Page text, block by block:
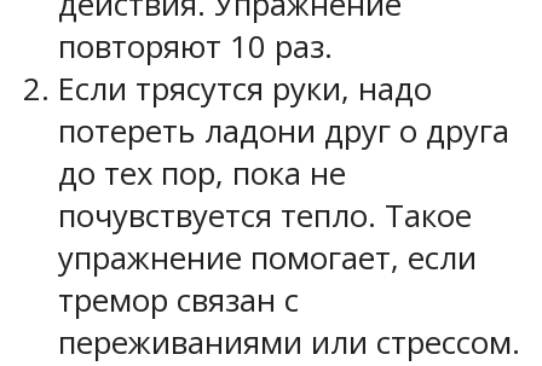
повторяют 10 раз.
Если трясутся руки, надо
потереть ладони друг о друга
до тех пор, пока не
почувствуется тепло. Такое
упражнение помогает, если
тремор связан с
переживаниями или стрессом.